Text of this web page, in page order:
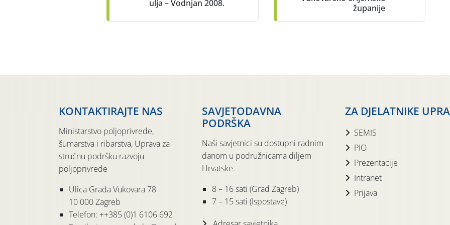
ulja – Vodnjan 2008.
županije
KONTAKTIRAJTE NAS
Ministarstvo poljoprivrede,
šumarstva i ribarstva, Uprava za
stručnu podršku razvoju
poljoprivrede
Ulica Grada Vukovara 78
10 000 Zagreb
Telefon: ++385 (0)1 6106 692
SAVJETODAVNA
PODRŠKA
Naši savjetnici su dostupni radnim
danom u podružnicama diljem
Hrvatske.
8 – 16 sati (Grad Zagreb)
7 – 15 sati (Ispostave)
ZA DJELATNIKE
SEMIS
PIO
Prezentacije
Intranet
Prijava